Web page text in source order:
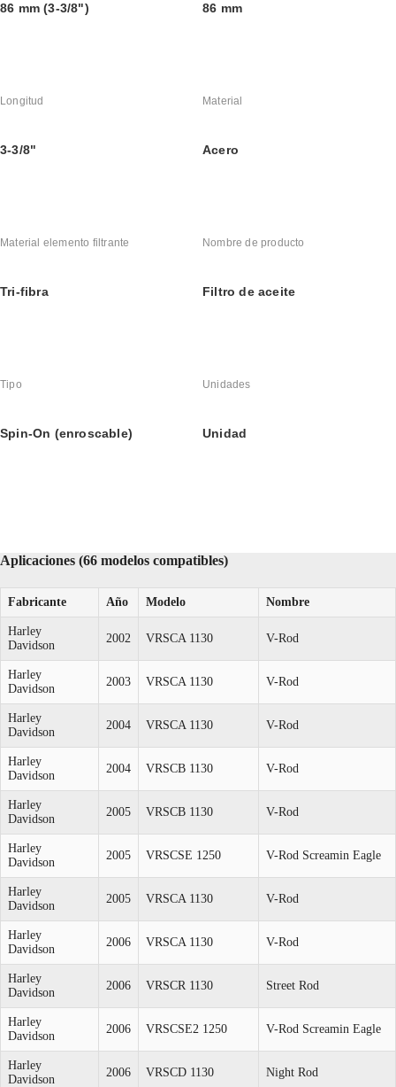
86 mm (3-3/8") 86 mm
Longitud
3-3/8"
Material
Acero
Material elemento filtrante
Tri-fibra
Nombre de producto
Filtro de aceite
Tipo
Spin-On (enroscable)
Unidades
Unidad
Aplicaciones (66 modelos compatibles)
Fabricante Año Modelo Nombre
Harley
Davidson
2002 VRSCA 1130 V-Rod
Harley
Davidson
2003 VRSCA 1130 V-Rod
Harley
Davidson
2004 VRSCA 1130 V-Rod
Harley
Davidson
2004 VRSCB 1130 V-Rod
Harley
Davidson
2005 VRSCB 1130 V-Rod
Harley
Davidson
2005 VRSCSE 1250 V-Rod Screamin Eagle
Harley
Davidson
2005 VRSCA 1130 V-Rod
Harley
Davidson
2006 VRSCA 1130 V-Rod
Harley
Davidson
2006 VRSCR 1130 Street Rod
Harley
Davidson
2006 VRSCSE2 1250 V-Rod Screamin Eagle
Harley
Davidson
2006 VRSCD 1130 Night Rod